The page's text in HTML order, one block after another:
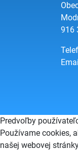
916
Predvoľby
Používame cookies,
našej webovej